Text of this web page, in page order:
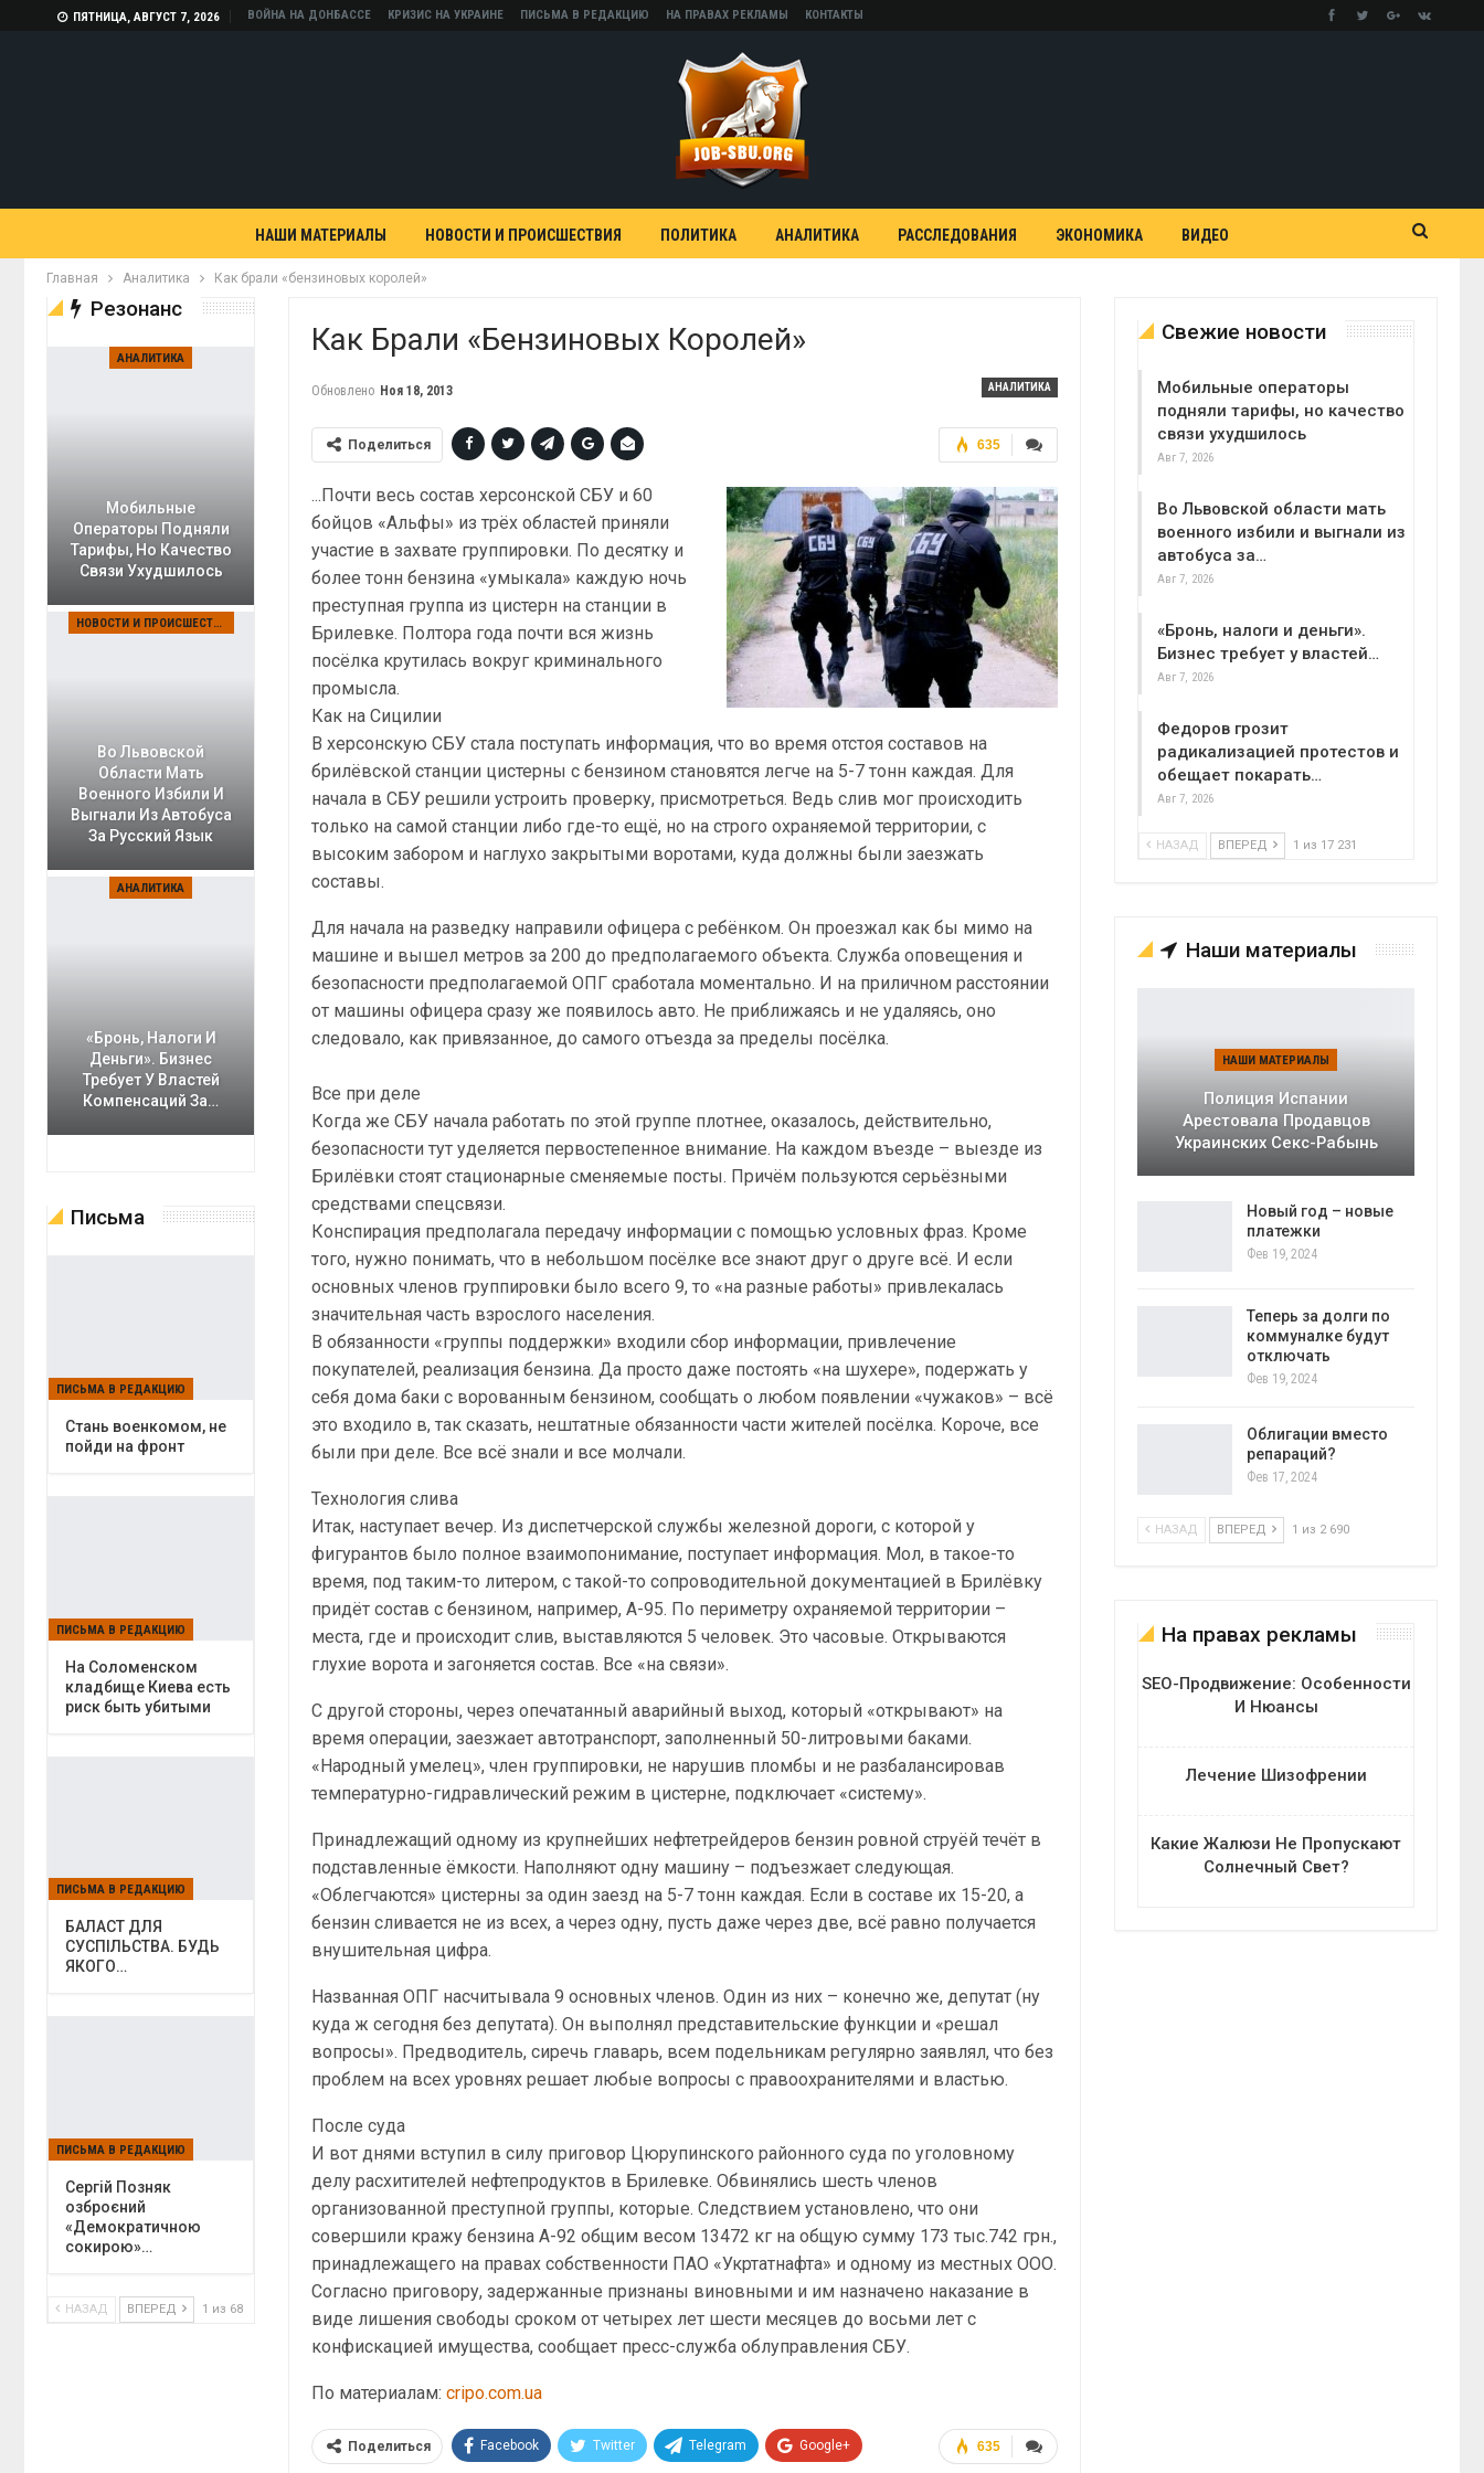
ПЯТНИЦА, АВГУСТ 7, 2026 ВОЙНА НА ДОНБАССЕ КРИЗИС НА УКРАИНЕ ПИСЬМА В РЕДАКЦИЮ НА ПРАВАХ РЕКЛАМЫ КОНТАКТЫ
НАШИ МАТЕРИАЛЫ НОВОСТИ И ПРОИСШЕСТВИЯ ПОЛИТИКА АНАЛИТИКА РАССЛЕДОВАНИЯ ЭКОНОМИКА ВИДЕО
Главная Аналитика Как брали «бензиновых королей»
Как Брали «бензиновых Королей»
АНАЛИТИКА
Обновлено Ноя 18, 2013
635
Поделиться
...Почти весь состав херсонской СБУ и 60
бойцов «Альфы» из трёх областей приняли
участие в захвате группировки. По десятку и
более тонн бензина «умыкала» каждую ночь
преступная группа из цистерн на станции в
Брилевке. Полтора года почти вся жизнь
посёлка крутилась вокруг криминального
промысла.
Как на Сицилии
В херсонскую СБУ стала поступать информация, что во время отстоя составов на
брилёвской станции цистерны с бензином становятся легче на 5-7 тонн каждая. Для
начала в СБУ решили устроить проверку, присмотреться. Ведь слив мог происходить
только на самой станции либо где-то ещё, но на строго охраняемой территории, с
высоким забором и наглухо закрытыми воротами, куда должны были заезжать
составы.
Для начала на разведку направили офицера с ребёнком. Он проезжал как бы мимо на
машине и вышел метров за 200 до предполагаемого объекта. Служба оповещения и
безопасности предполагаемой ОПГ сработала моментально. И на приличном расстоянии
от машины офицера сразу же появилось авто. Не приближаясь и не удаляясь, оно
следовало, как привязанное, до самого отъезда за пределы посёлка.
Все при деле
Когда же СБУ начала работать по этой группе плотнее, оказалось, действительно,
безопасности тут уделяется первостепенное внимание. На каждом въезде – выезде из
Брилёвки стоят стационарные сменяемые посты. Причём пользуются серьёзными
средствами спецсвязи.
Конспирация предполагала передачу информации с помощью условных фраз. Кроме
того, нужно понимать, что в небольшом посёлке все знают друг о друге всё. И если
основных членов группировки было всего 9, то «на разные работы» привлекалась
значительная часть взрослого населения.
В обязанности «группы поддержки» входили сбор информации, привлечение
покупателей, реализация бензина. Да просто даже постоять «на шухере», подержать у
себя дома баки с ворованным бензином, сообщать о любом появлении «чужаков» – всё
это входило в, так сказать, нештатные обязанности части жителей посёлка. Короче, все
были при деле. Все всё знали и все молчали.
Технология слива
Итак, наступает вечер. Из диспетчерской службы железной дороги, с которой у
фигурантов было полное взаимопонимание, поступает информация. Мол, в такое-то
время, под таким-то литером, с такой-то сопроводительной документацией в Брилёвку
придёт состав с бензином, например, А-95. По периметру охраняемой территории –
места, где и происходит слив, выставляются 5 человек. Это часовые. Открываются
глухие ворота и загоняется состав. Все «на связи».
С другой стороны, через опечатанный аварийный выход, который «открывают» на
время операции, заезжает автотранспорт, заполненный 50-литровыми баками.
«Народный умелец», член группировки, не нарушив пломбы и не разбалансировав
температурно-гидравлический режим в цистерне, подключает «систему».
Принадлежащий одному из крупнейших нефтетрейдеров бензин ровной струёй течёт в
подставленные ёмкости. Наполняют одну машину – подъезжает следующая.
«Облегчаются» цистерны за один заезд на 5-7 тонн каждая. Если в составе их 15-20, а
бензин сливается не из всех, а через одну, пусть даже через две, всё равно получается
внушительная цифра.
Названная ОПГ насчитывала 9 основных членов. Один из них – конечно же, депутат (ну
куда ж сегодня без депутата). Он выполнял представительские функции и «решал
вопросы». Предводитель, сиречь главарь, всем подельникам регулярно заявлял, что без
проблем на всех уровнях решает любые вопросы с правоохранителями и властью.
После суда
И вот днями вступил в силу приговор Цюрупинского районного суда по уголовному
делу расхитителей нефтепродуктов в Брилевке. Обвинялись шесть членов
организованной преступной группы, которые. Следствием установлено, что они
совершили кражу бензина А-92 общим весом 13472 кг на общую сумму 173 тыс.742 грн.,
принадлежащего на правах собственности ПАО «Укртатнафта» и одному из местных ООО.
Согласно приговору, задержанные признаны виновными и им назначено наказание в
виде лишения свободы сроком от четырех лет шести месяцев до восьми лет с
конфискацией имущества, сообщает пресс-служба облуправления СБУ.
По материалам:cripo.com.ua
635
Поделиться Facebook Twitter Telegram Google+
Свежие новости
Мобильные операторы
подняли тарифы, но качество
связи ухудшилось
Авг 7, 2026
Во Львовской области мать
военного избили и выгнали из
автобуса за…
Авг 7, 2026
«Бронь, налоги и деньги».
Бизнес требует у властей…
Авг 7, 2026
Федоров грозит
радикализацией протестов и
обещает покарать…
Авг 7, 2026
НАЗАД ВПЕРЕД 1 из 17 231
Наши материалы
НАШИ МАТЕРИАЛЫ
Полиция Испании
Арестовала Продавцов
Украинских Секс-Рабынь
Новый год – новые
платежки
Фев 19, 2024
Теперь за долги по
коммуналке будут
отключать
Фев 19, 2024
Облигации вместо
репараций?
Фев 17, 2024
НАЗАД ВПЕРЕД 1 из 2 690
На правах рекламы
SEO-Продвижение: Особенности
И Нюансы
Лечение Шизофрении
Какие Жалюзи Не Пропускают
Солнечный Свет?
Резонанс
АНАЛИТИКА
Мобильные
Операторы Подняли
Тарифы, Но Качество
Связи Ухудшилось
НОВОСТИ И ПРОИСШЕСТВИЯ
Во Львовской
Области Мать
Военного Избили И
Выгнали Из Автобуса
За Русский Язык
АНАЛИТИКА
«Бронь, Налоги И
Деньги». Бизнес
Требует У Властей
Компенсаций За…
Письма
ПИСЬМА В РЕДАКЦИЮ
Cтань военкомом, не
пойди на фронт
ПИСЬМА В РЕДАКЦИЮ
На Соломенском
кладбище Киева есть
риск быть убитыми
ПИСЬМА В РЕДАКЦИЮ
БАЛАСТ ДЛЯ
СУСПІЛЬСТВА. БУДЬ
ЯКОГО…
ПИСЬМА В РЕДАКЦИЮ
Сергій Позняк
озброєний
«Демократичною
сокирою»…
НАЗАД ВПЕРЕД 1 из 68